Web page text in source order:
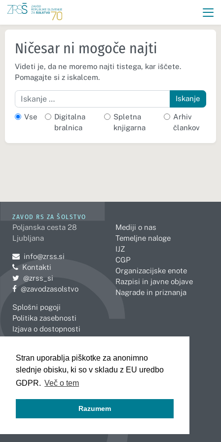
Stran uporablja piškotke za anonimno
slednje obisku, ki so v skladu z EU uredbo
GDPR. Več o tem
Razumem
Ničesar ni mogoče najti
Videti je, da ne moremo najti tistega, kar iščete.
Pomagajte si z iskalcem.
Iskanje
Vse
Digitalna
bralnica
Spletna
knjigarna
Arhiv
člankov
ZAVOD RS ZA ŠOLSTVO
Poljanska cesta 28
Ljubljana
Pošljite e-mail na
info@zrss.si
Kontakti
Pojdite na Twitter:
@zrss_si
Pojdite na Facebook:
@zavodzasolstvo
Splošni pogoji
Politika zasebnosti
Izjava o dostopnosti
Mediji o nas
Temeljne naloge
IJZ
CGP
Organizacijske enote
Razpisi in javne objave
Nagrade in priznanja
Celje
Koper
Kranj
Novo mesto
Slovenj Gradec